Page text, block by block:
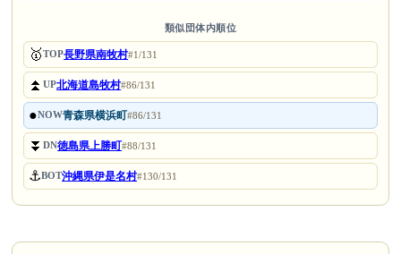
類似団体内順位
🥇TOP長野県南牧村#1/131
⏫UP北海道島牧村#86/131
●NOW青森県横浜町#86/131
⏬DN徳島県上勝町#88/131
⚓BOT沖縄県伊是名村#130/131